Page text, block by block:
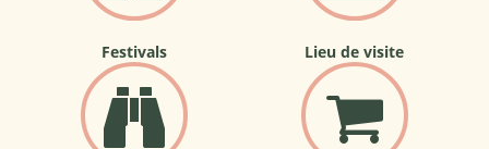
Festivals Lieu de visite